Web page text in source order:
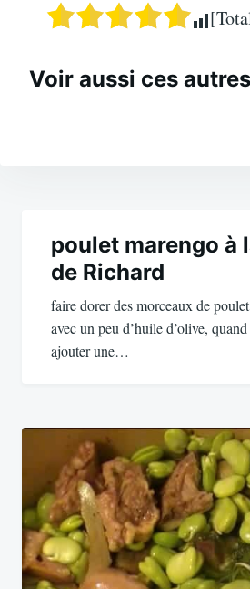
Voir aussi ces
l’article
poulet marengo à
de Richard
faire dorer des morceaux de
avec un peu d’huile d’olive,
ajouter une…